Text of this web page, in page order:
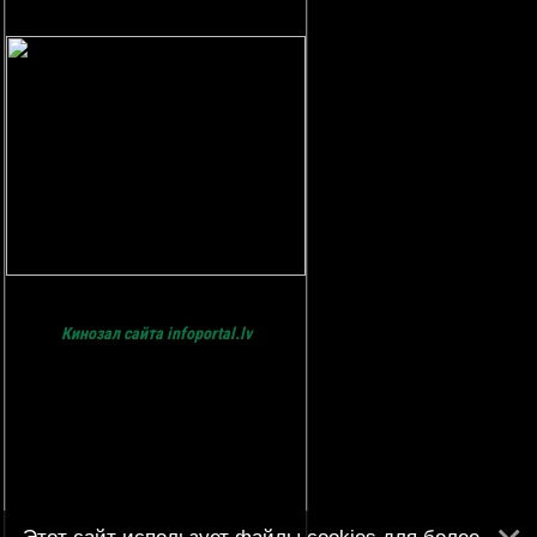
Кинозал сайта infoportal.lv